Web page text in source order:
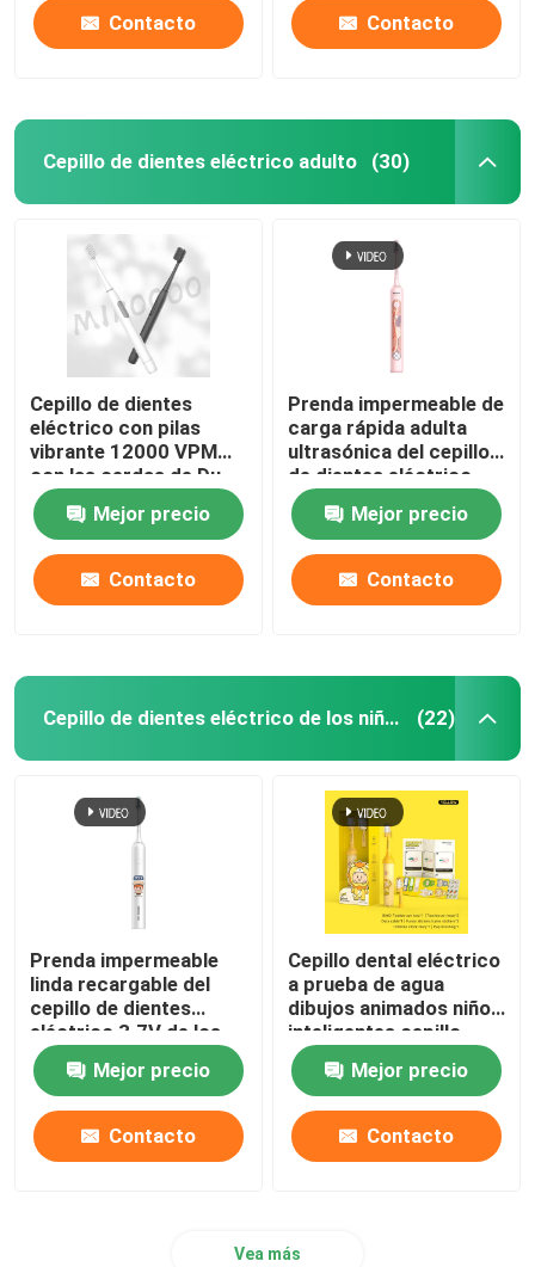
Contacto Contacto
Cepillo de dientes eléctrico adulto (30)
Cepillo de dientes
eléctrico con pilas
vibrante 12000 VPM
con las cerdas de Du
Pont
Mejor precio
Contacto
Prenda impermeable de
carga rápida adulta
ultrasónica del cepillo
de dientes eléctrico
con 4 modos
Mejor precio
Contacto
Cepillo de dientes eléctrico de los niños (22)
Prenda impermeable
linda recargable del
cepillo de dientes
eléctrico 3.7V de los
niños con 4 modos
Mejor precio
Contacto
Cepillo dental eléctrico
a prueba de agua
dibujos animados niños
inteligentes cepillo
dental automático
cepillo dentalMejor precio
Contacto
Vea más